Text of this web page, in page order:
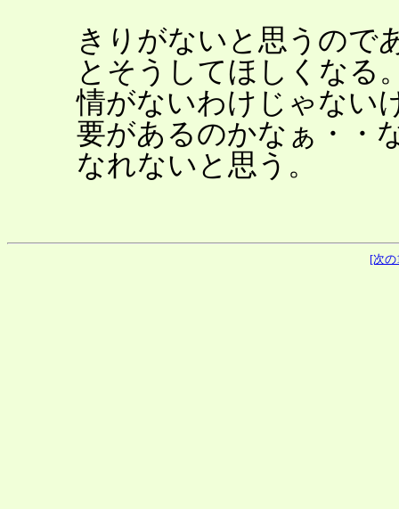
きりがないと思うので
とそうしてほしくなる
情がないわけじゃない
要があるのかなぁ・・
なれないと思う。
[次